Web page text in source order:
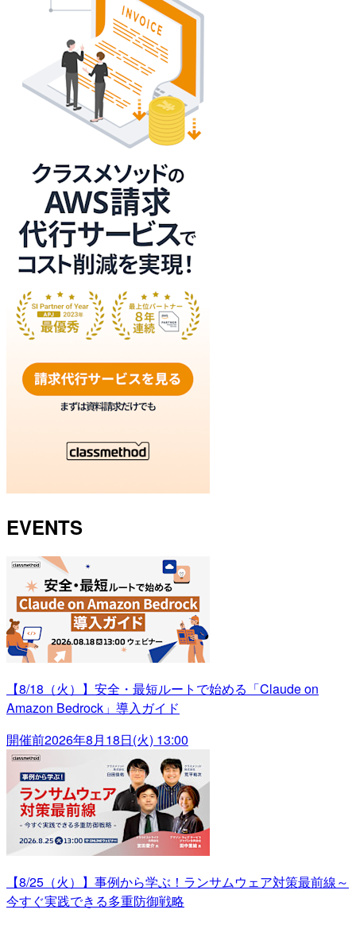
EVENTS
【8/18（火）】安全・最短ルートで始める「Claude on
Amazon Bedrock」導入ガイド
開催前2026年8月18日(火) 13:00
【8/25（火）】事例から学ぶ！ランサムウェア対策最前線～
今すぐ実践できる多重防御戦略